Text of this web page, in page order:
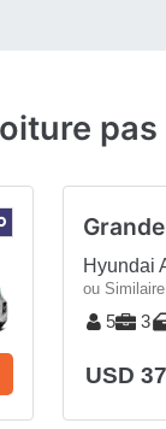
Hyundai
ou Similaire
5 3
USD